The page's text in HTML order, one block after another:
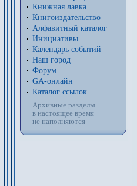
Книжная лавка
Книгоиздательство
Алфавитный каталог
Инициативы
Календарь событий
Наш город
Форум
GA-онлайн
Каталог ссылок
Архивные разделы
в настоящее время
не наполняются